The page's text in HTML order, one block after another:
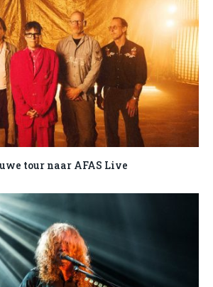
tour naar AFAS Live